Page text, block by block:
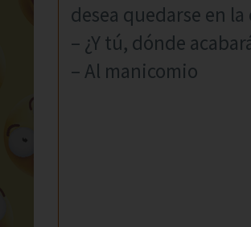
desea quedarse en
– ¿Y tú, dónde
– Al manicomio